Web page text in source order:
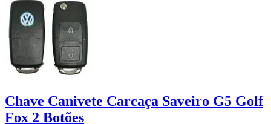
Chave Canivete Carcaça Saveiro G5 Golf
Fox 2 Botões